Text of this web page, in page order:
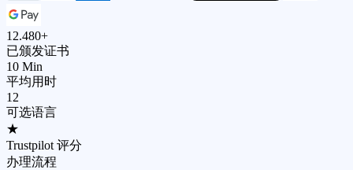
12.480+
已颁发证书
10 Min
平均用时
12
可选语言
★
Trustpilot 评分
办理流程